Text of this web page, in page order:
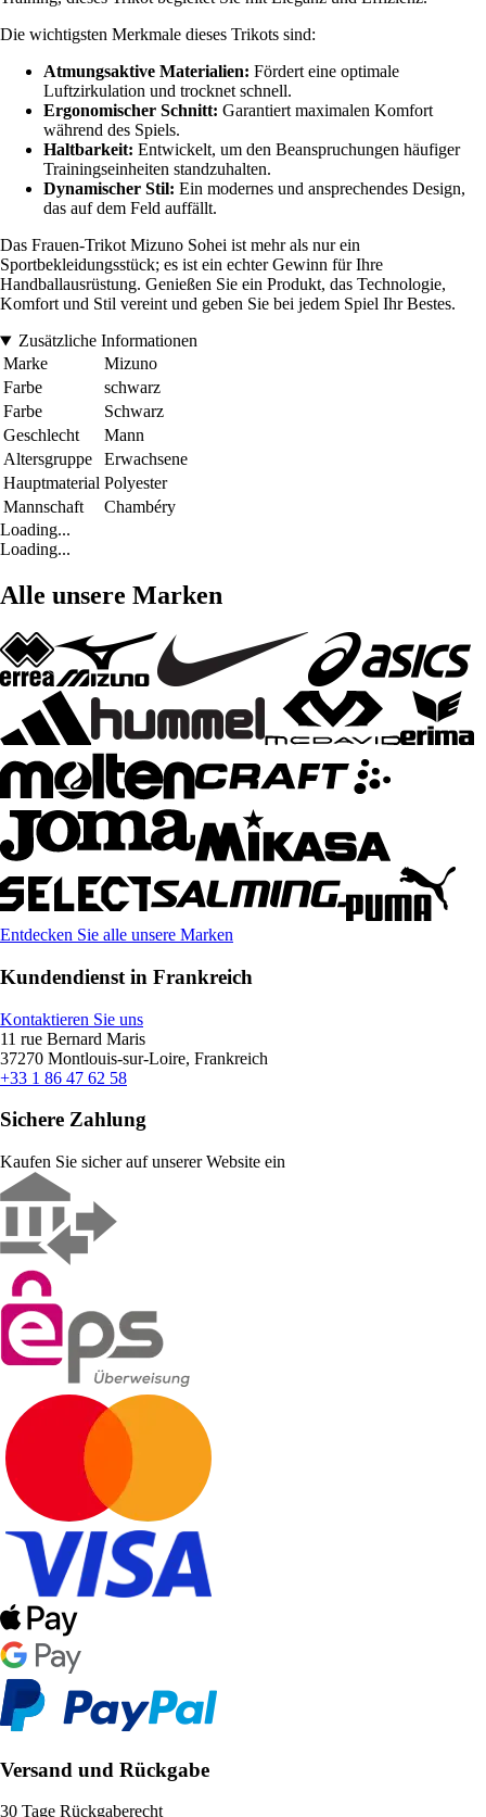
Die wichtigsten Merkmale dieses Trikots sind:
Atmungsaktive Materialien: Fördert eine optimale
Luftzirkulation und trocknet schnell.
Ergonomischer Schnitt: Garantiert maximalen Komfort
während des Spiels.
Haltbarkeit: Entwickelt, um den Beanspruchungen häufiger
Trainingseinheiten standzuhalten.
Dynamischer Stil: Ein modernes und ansprechendes Design,
das auf dem Feld auffällt.
Das Frauen-Trikot Mizuno Sohei ist mehr als nur ein
Sportbekleidungsstück; es ist ein echter Gewinn für Ihre
Handballausrüstung. Genießen Sie ein Produkt, das Technologie,
Komfort und Stil vereint und geben Sie bei jedem Spiel Ihr Bestes.
Zusätzliche Informationen
Marke
Mizuno
Farbe
schwarz
Farbe
Schwarz
Geschlecht
Mann
Altersgruppe
Erwachsene
Hauptmaterial Polyester
Mannschaft
Chambéry
Loading...
Loading...
Alle unsere Marken
Entdecken Sie alle unsere Marken
Kundendienst in Frankreich
Kontaktieren Sie uns
11 rue Bernard Maris
37270 Montlouis-sur-Loire, Frankreich
+33 1 86 47 62 58
Sichere Zahlung
Kaufen Sie sicher auf unserer Website ein
Versand und Rückgabe
30 Tage Rückgaberecht